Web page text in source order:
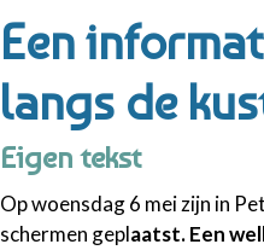
Een
langs de
Eigen tekst
Op woensdag 6 mei zijn in
schermen geplaatst. Een